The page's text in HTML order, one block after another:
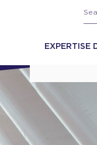
EXPERTISE